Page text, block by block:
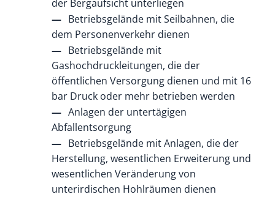
der Bergaufsicht unterliegen
Betriebsgelände mit Seilbahnen, die
dem Personenverkehr dienen
Betriebsgelände mit
Gashochdruckleitungen, die der
öffentlichen Versorgung dienen und mit 16
bar Druck oder mehr betrieben werden
Anlagen der untertägigen
Abfallentsorgung
Betriebsgelände mit Anlagen, die der
Herstellung, wesentlichen Erweiterung und
wesentlichen Veränderung von
unterirdischen Hohlräumen dienen